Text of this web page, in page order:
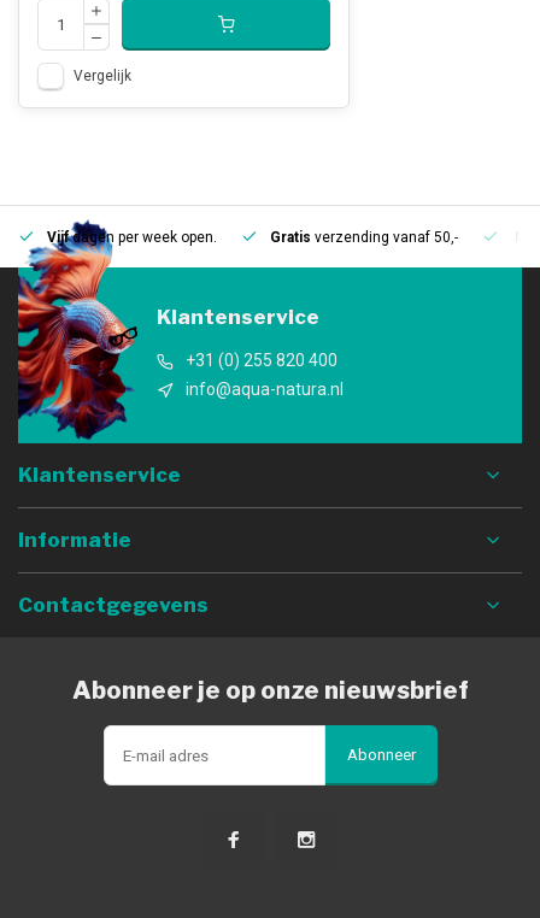
Vergelijk
Vijfdagen per week open. Gratis verzending vanaf 50,-
Klantenservice
+31 (0) 255 820 400
info@aqua-natura.nl
Klantenservice
Informatie
Contactgegevens
Abonneer je op onze nieuwsbrief
Abonneer